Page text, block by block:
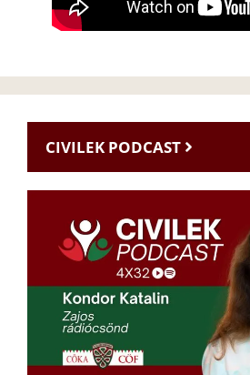
CIVILEK PODCAST